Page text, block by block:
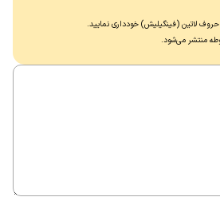
لاتین (فینگیلیش) خودداری نماييد.
منتشر می‌شود.